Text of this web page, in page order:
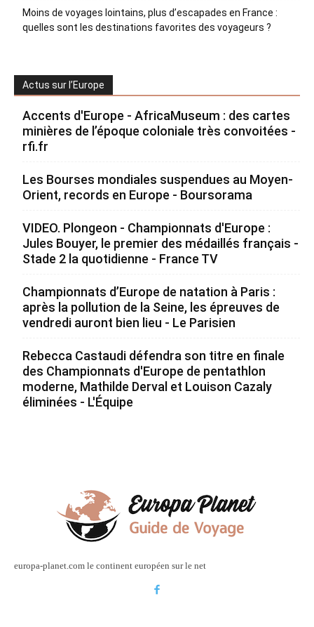
Moins de voyages lointains, plus d’escapades en France :
quelles sont les destinations favorites des voyageurs ?
Actus sur l’Europe
Accents d'Europe - AfricaMuseum : des cartes
minières de l’époque coloniale très convoitées -
rfi.fr
Les Bourses mondiales suspendues au Moyen-
Orient, records en Europe - Boursorama
VIDEO. Plongeon - Championnats d'Europe :
Jules Bouyer, le premier des médaillés français -
Stade 2 la quotidienne - France TV
Championnats d’Europe de natation à Paris :
après la pollution de la Seine, les épreuves de
vendredi auront bien lieu - Le Parisien
Rebecca Castaudi défendra son titre en finale
des Championnats d'Europe de pentathlon
moderne, Mathilde Derval et Louison Cazaly
éliminées - L'Équipe
europa-planet.com le continent européen sur le net